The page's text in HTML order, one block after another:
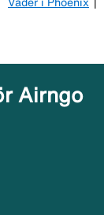
Väder i Phoenix
Airngo